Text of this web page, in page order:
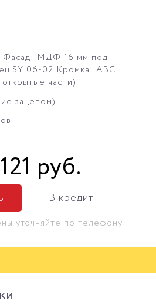
МДФ 16 мм под
SY 06-02 Кромка: АВС
части)
зацепом)
руб.
В кредит
уточняйте по телефону